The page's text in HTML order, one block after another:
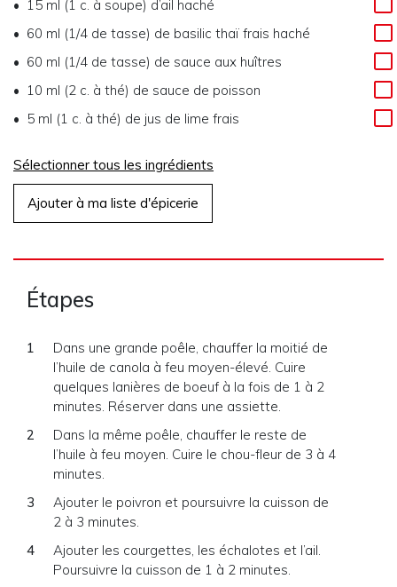
15 ml (1 c. à soupe) d’ail haché
60 ml (1/4 de tasse) de basilic thaï frais haché
60 ml (1/4 de tasse) de sauce aux huîtres
10 ml (2 c. à thé) de sauce de poisson
5 ml (1 c. à thé) de jus de lime frais
Sélectionner tous les ingrédients
Ajouter à ma liste d'épicerie
Étapes
Dans une grande poêle, chauffer la moitié de
l’huile de canola à feu moyen-élevé. Cuire
quelques lanières de boeuf à la fois de 1 à 2
minutes. Réserver dans une assiette.
Dans la même poêle, chauffer le reste de
l’huile à feu moyen. Cuire le chou-fleur de 3 à 4
minutes.
Ajouter le poivron et poursuivre la cuisson de
2 à 3 minutes.
Ajouter les courgettes, les échalotes et l’ail.
Poursuivre la cuisson de 1 à 2 minutes.